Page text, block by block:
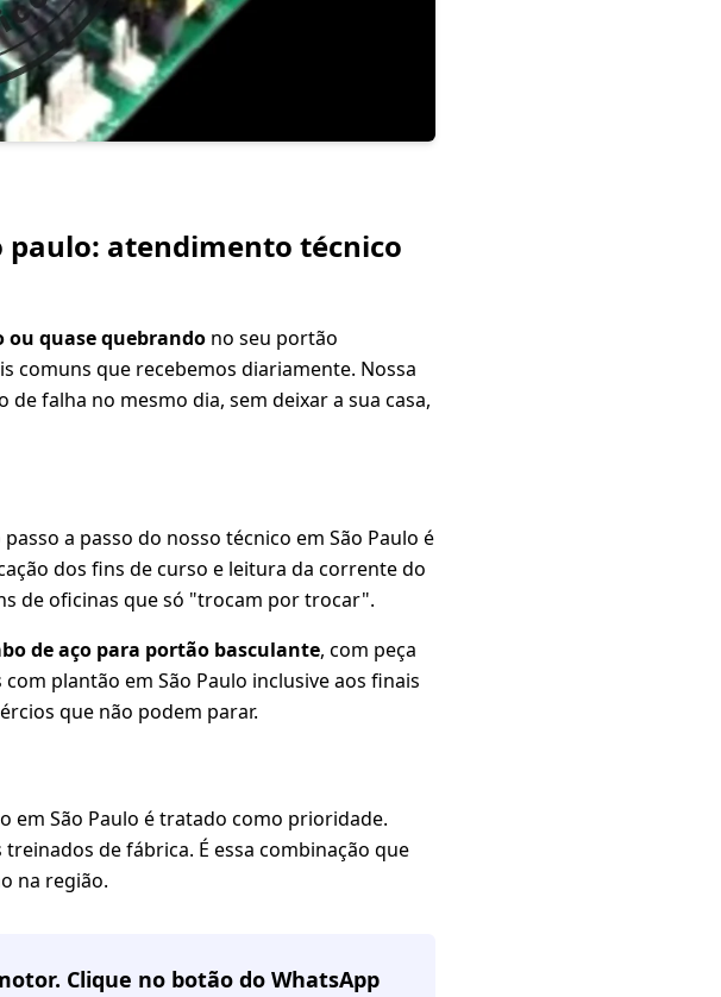
paulo: atendimento técnico
ou quase quebrando no seu portão
comuns que recebemos diariamente. Nossa
falha no mesmo dia, sem deixar a sua casa,
passo a passo do nosso técnico em São Paulo é
dos fins de curso e leitura da corrente do
de oficinas que só "trocam por trocar".
de aço para portão basculante, com peça
plantão em São Paulo inclusive aos finais
que não podem parar.
em São Paulo é tratado como prioridade.
de fábrica. É essa combinação que
na região.
Clique no botão do WhatsApp